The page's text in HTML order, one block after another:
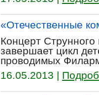
«Отечественные
Концерт Струнного
завершает цикл
проводимых
16.05.2013 |